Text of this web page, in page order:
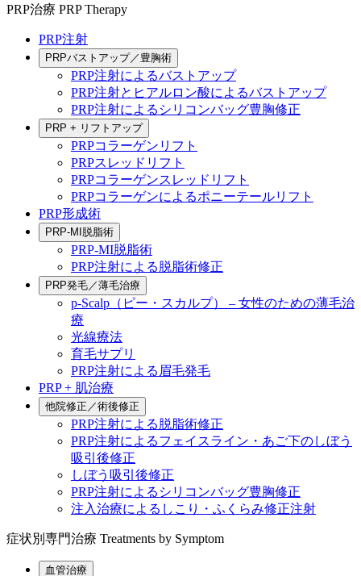
PRP治療 PRP Therapy
PRP注射
PRPバストアップ／豊胸術
PRP注射によるバストアップ
PRP注射とヒアルロン酸によるバストアップ
PRP注射によるシリコンバッグ豊胸修正
PRP + リフトアップ
PRPコラーゲンリフト
PRPスレッドリフト
PRPコラーゲンスレッドリフト
PRPコラーゲンによるポニーテールリフト
PRP形成術
PRP-MI脱脂術
PRP-MI脱脂術
PRP注射による脱脂術修正
PRP発毛／薄毛治療
p-Scalp（ピー・スカルプ） – 女性のための薄毛治
療
光線療法
育毛サプリ
PRP注射による眉毛発毛
PRP + 肌治療
他院修正／術後修正
PRP注射による脱脂術修正
PRP注射によるフェイスライン・あご下のしぼう
吸引後修正
しぼう吸引後修正
PRP注射によるシリコンバッグ豊胸修正
注入治療によるしこり・ふくらみ修正注射
症状別専門治療 Treatments by Symptom
血管治療